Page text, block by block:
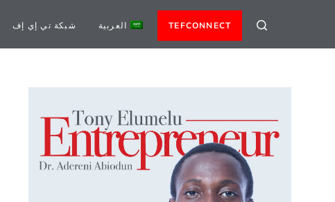
شبكة تي إي إف العربية TEFCONNECT